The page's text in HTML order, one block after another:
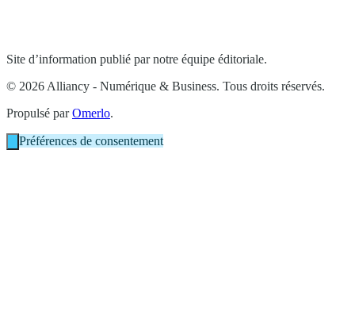
Site d’information publié par notre équipe éditoriale.
© 2026 Alliancy - Numérique & Business. Tous droits réservés.
Propulsé parOmerlo.
Préférences de consentement